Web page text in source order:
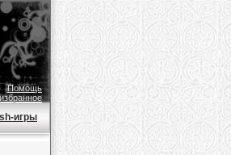
Помощь
игры